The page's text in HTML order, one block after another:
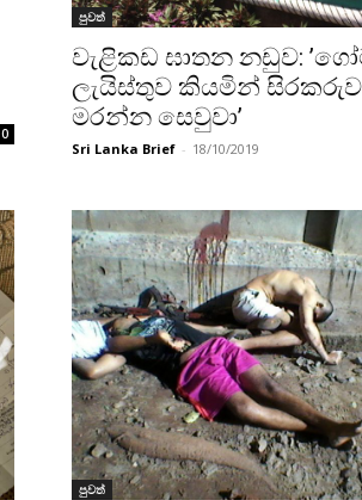
0
පුවත්
වැළිකඩ ඝාතන නඩුව:
ලැයිස්තුව කියමින්
මරන්න ‌සෙවුවා’
Sri Lanka Brief - 18/10/2019
පුවත්